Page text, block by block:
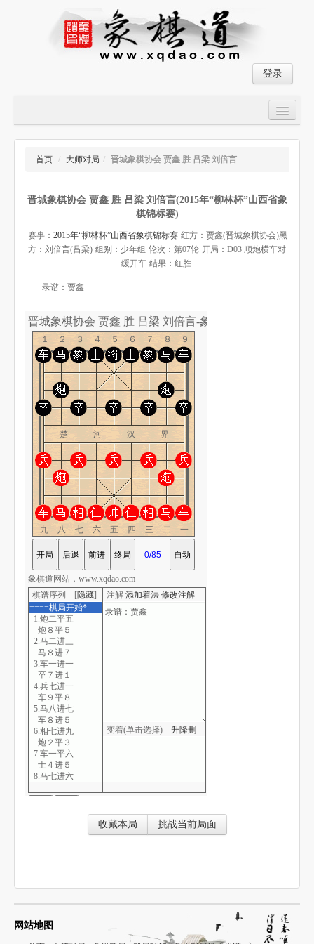
登录
大师对局
象棋棋谱
残局破解
首页 / 大师对局 / 晋城象棋协会 贾鑫 胜 吕梁 刘倍言
晋城象棋协会 贾鑫 胜 吕梁 刘倍言(2015年“柳林杯”山西省象
棋锦标赛)
赛事： 2015年“柳林杯”山西省象棋锦标赛 红方：贾鑫(晋城象棋协会)黑
方：刘倍言(吕梁) 组别：少年组 轮次：第07轮 开局：D03 顺炮横车对
缓开车 结果：红胜
录谱：贾鑫
晋城象棋协会 贾鑫 胜 吕梁 刘倍言-象棋道
１２３４５６７８９
楚 河 汉 界
九八七六五四三二一
棋谱序列 [隐藏]
====棋局开始*
1.炮二平五
炮８平５
2.马二进三
马８进７
3.车一进一
卒７进１
4.兵七进一
车９平８
5.马八进七
车８进５
6.相七进九
炮２平３
7.车一平六
士４进５
8.马七进六
9.马六进五
13.炮八进六
车２进１
注解 添加着法 修改注解
变着(单击选择) 升降删
象棋道网站，www.xqdao.com
收藏本局 挑战当前局面
网站地图